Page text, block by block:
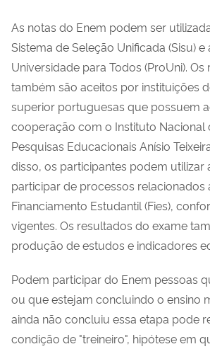
As notas do Enem podem ser
Sistema de Seleção Unificada (Sisu)
Universidade para Todos (ProUni).
também são aceitos por instituições
superior portuguesas que possuem
cooperação com o Instituto Nacional
Pesquisas Educacionais Anísio
disso, os participantes podem utilizar
participar de processos relacionados
Financiamento Estudantil (Fies),
vigentes. Os resultados do exame
produção de estudos e indicadores
Podem participar do Enem pessoas
ou que estejam concluindo o ensino
ainda não concluiu essa etapa pode
condição de "treineiro", hipótese em